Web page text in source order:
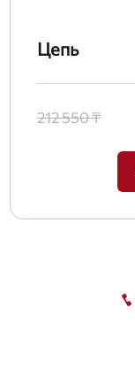
Цепь
212 550 ₸